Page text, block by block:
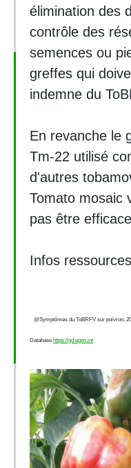
élimination des
contrôle des
semences ou
greffes qui
indemne du
En revanche le
Tm-22 utilisé
d'autres
Tomato mosaic
pas être
Infos
@Symptômes du ToBRFV sur poivron,
Database https://gd.eppo.int